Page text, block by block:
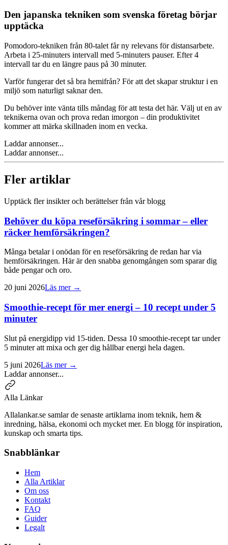
Den japanska tekniken som svenska företag börjar
upptäcka
Pomodoro-tekniken från 80-talet får ny relevans för distansarbete.
Arbeta i 25-minuters intervall med 5-minuters pauser. Efter 4
intervall tar du en längre paus på 30 minuter.
Varför fungerar det så bra hemifrån? För att det skapar struktur i en
miljö som naturligt saknar den.
Du behöver inte vänta tills måndag för att testa det här. Välj ut en av
teknikerna ovan och prova redan imorgon – din produktivitet
kommer att märka skillnaden inom en vecka.
Laddar annonser...
Laddar annonser...
Fler artiklar
Upptäck fler insikter och berättelser från vår blogg
Behöver du köpa reseförsäkring i sommar – eller
räcker hemförsäkringen?
Många betalar i onödan för en reseförsäkring de redan har via
hemförsäkringen. Här är den snabba genomgången som sparar dig
både pengar och oro.
20 juni 2026Läs mer →
Smoothie-recept för mer energi – 10 recept under 5
minuter
Slut på energidipp vid 15-tiden. Dessa 10 smoothie-recept tar under
5 minuter att mixa och ger dig hållbar energi hela dagen.
5 juni 2026Läs mer →
Laddar annonser...
Alla Länkar
Allalankar.se samlar de senaste artiklarna inom teknik, hem &
inredning, hälsa, ekonomi och mycket mer. En blogg för inspiration,
kunskap och smarta tips.
Snabblänkar
Hem
Alla Artiklar
Om oss
Kontakt
FAQ
Guider
Legalt